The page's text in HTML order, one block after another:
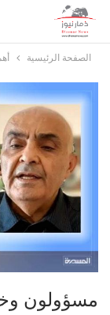
الصفحة الرئيسية
مسؤولون